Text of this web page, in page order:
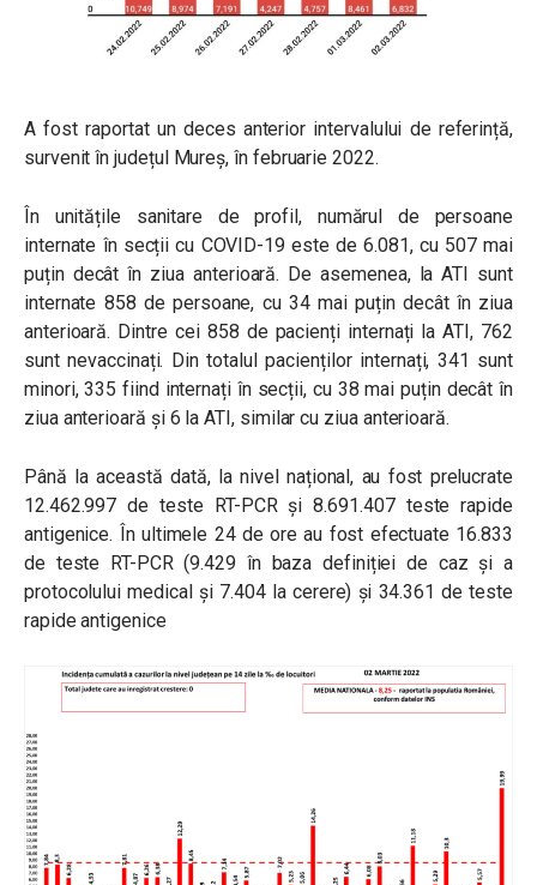
A fost raportat un deces anterior intervalului de referință,
survenit în județul Mureș, în februarie 2022.
În unitățile sanitare de profil, numărul de persoane
internate în secții cu COVID-19 este de 6.081, cu 507 mai
puțin decât în ziua anterioară. De asemenea, la ATI sunt
internate 858 de persoane, cu 34 mai puțin decât în ziua
anterioară. Dintre cei 858 de pacienți internați la ATI, 762
sunt nevaccinați. Din totalul pacienților internați, 341 sunt
minori, 335 fiind internați în secții, cu 38 mai puțin decât în
ziua anterioară și 6 la ATI, similar cu ziua anterioară.
Până la această dată, la nivel național, au fost prelucrate
12.462.997 de teste RT-PCR și 8.691.407 teste rapide
antigenice. În ultimele 24 de ore au fost efectuate 16.833
de teste RT-PCR (9.429 în baza definiției de caz și a
protocolului medical și 7.404 la cerere) și 34.361 de teste
rapide antigenice